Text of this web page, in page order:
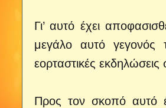
Γι’ αυτό έχει
μεγάλο αυτό γεγονός
εορταστικές
Προς τον σκοπό αυτό